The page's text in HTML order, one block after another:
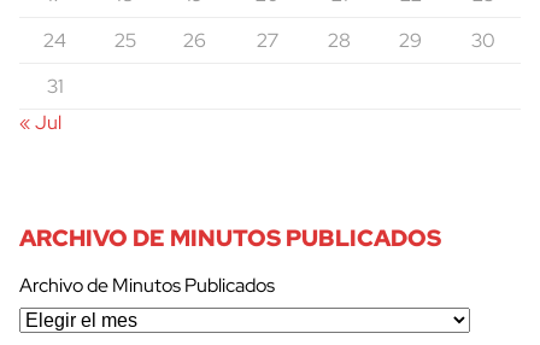
cerrar
24
25 26 27 28 29
30
31
« Jul
ARCHIVO DE MINUTOS PUBLICADOS
Archivo de Minutos Publicados